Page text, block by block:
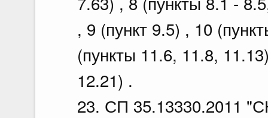
, 9 (пункт 9.5) , 10
(пункты 11.6, 11.8,
12.21) .
23. СП 35.13330.2011